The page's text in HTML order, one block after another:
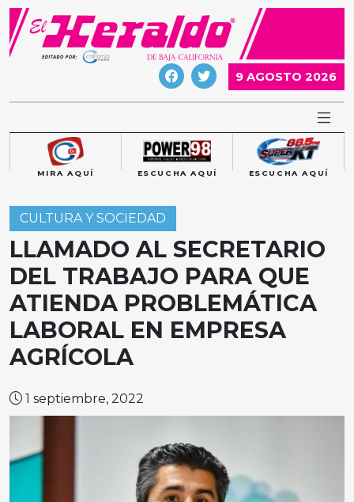
Skip
content
9 AGOSTO 2026
MIRA AQUÍ ESCUCHA AQUÍ ESCUCHA AQUÍ
CULTURA Y SOCIEDAD
LLAMADO AL SECRETARIO
DEL TRABAJO PARA QUE
ATIENDA PROBLEMÁTICA
LABORAL EN EMPRESA
AGRÍCOLA
1 septiembre, 2022